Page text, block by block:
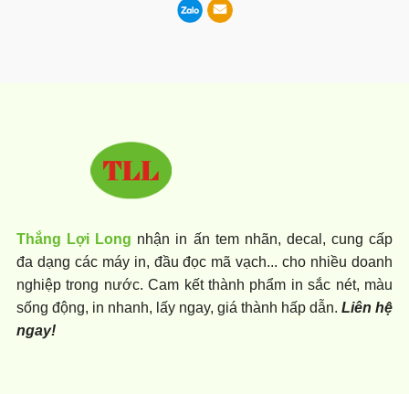
Thắng Lợi Long nhận in ấn tem nhãn, decal, cung cấp
đa dạng các máy in, đầu đọc mã vạch... cho nhiều doanh
nghiệp trong nước. Cam kết thành phẩm in sắc nét, màu
sống động, in nhanh, lấy ngay, giá thành hấp dẫn. Liên hệ
ngay!